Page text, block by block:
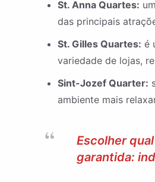
St. Anna Quartes:
das principais
St. Gilles Quartes: é
variedade de lojas,
Sint-Jozef Quarter:
ambiente mais
Escolher
garantida: